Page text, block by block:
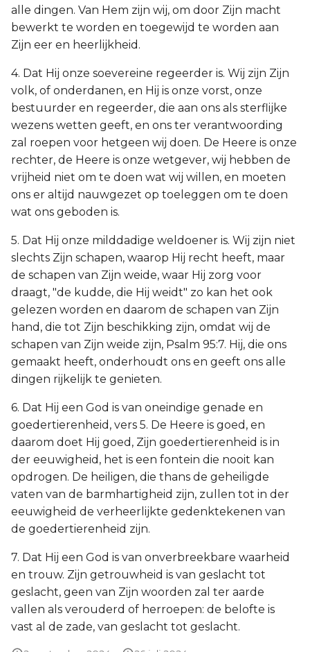
alle dingen. Van Hem zijn wij, om door Zijn macht
bewerkt te worden en toegewijd te worden aan
Zijn eer en heerlijkheid.
4. Dat Hij onze soevereine regeerder is. Wij zijn Zijn
volk, of onderdanen, en Hij is onze vorst, onze
bestuurder en regeerder, die aan ons als sterflijke
wezens wetten geeft, en ons ter verantwoording
zal roepen voor hetgeen wij doen. De Heere is onze
rechter, de Heere is onze wetgever, wij hebben de
vrijheid niet om te doen wat wij willen, en moeten
ons er altijd nauwgezet op toeleggen om te doen
wat ons geboden is.
5. Dat Hij onze milddadige weldoener is. Wij zijn niet
slechts Zijn schapen, waarop Hij recht heeft, maar
de schapen van Zijn weide, waar Hij zorg voor
draagt, "de kudde, die Hij weidt" zo kan het ook
gelezen worden en daarom de schapen van Zijn
hand, die tot Zijn beschikking zijn, omdat wij de
schapen van Zijn weide zijn, Psalm 95:7. Hij, die ons
gemaakt heeft, onderhoudt ons en geeft ons alle
dingen rijkelijk te genieten.
6. Dat Hij een God is van oneindige genade en
goedertierenheid, vers 5. De Heere is goed, en
daarom doet Hij goed, Zijn goedertierenheid is in
der eeuwigheid, het is een fontein die nooit kan
opdrogen. De heiligen, die thans de geheiligde
vaten van de barmhartigheid zijn, zullen tot in der
eeuwigheid de verheerlijkte gedenktekenen van
de goedertierenheid zijn.
7. Dat Hij een God is van onverbreekbare waarheid
en trouw. Zijn getrouwheid is van geslacht tot
geslacht, geen van Zijn woorden zal ter aarde
vallen als verouderd of herroepen: de belofte is
vast al de zade, van geslacht tot geslacht.